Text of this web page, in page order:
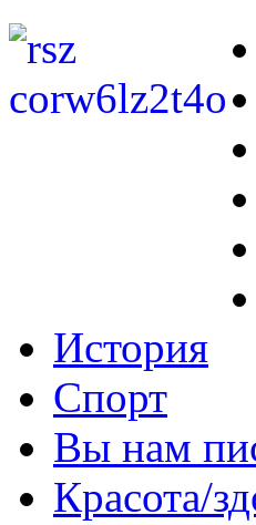
История
Спорт
Вы нам
Красота/